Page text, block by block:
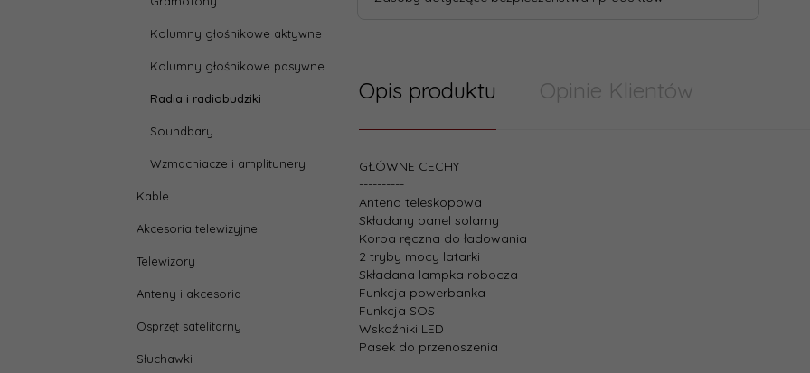
Kolumny głośnikowe aktywne
Kolumny głośnikowe pasywne
Radia i radiobudziki
Soundbary
Wzmacniacze i amplitunery
Kable
Akcesoria telewizyjne
Telewizory
Anteny i akcesoria
Osprzęt satelitarny
Słuchawki
Opis produktu Opinie Klientów
GŁÓWNE CECHY
----------
Antena teleskopowa
Składany panel solarny
Korba ręczna do ładowania
2 tryby mocy latarki
Składana lampka robocza
Funkcja powerbanka
Funkcja SOS
Wskaźniki LED
Pasek do przenoszenia